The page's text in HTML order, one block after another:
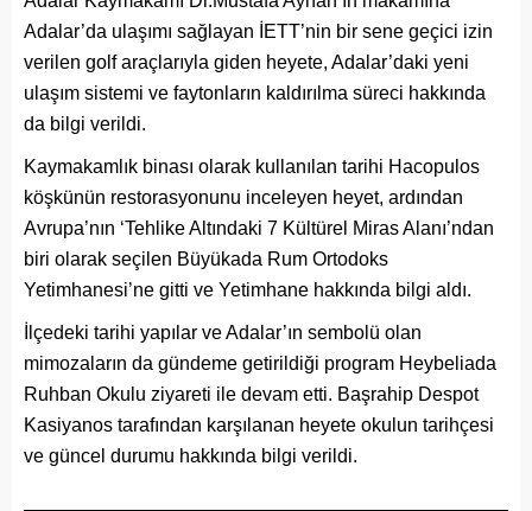
Adalar’da ulaşımı sağlayan İETT’nin bir sene geçici izin
verilen golf araçlarıyla giden heyete, Adalar’daki yeni
ulaşım sistemi ve faytonların kaldırılma süreci hakkında
da bilgi verildi.
Kaymakamlık binası olarak kullanılan tarihi Hacopulos
köşkünün restorasyonunu inceleyen heyet, ardından
Avrupa’nın ‘Tehlike Altındaki 7 Kültürel Miras Alanı’ndan
biri olarak seçilen Büyükada Rum Ortodoks
Yetimhanesi’ne gitti ve Yetimhane hakkında bilgi aldı.
İlçedeki tarihi yapılar ve Adalar’ın sembolü olan
mimozaların da gündeme getirildiği program Heybeliada
Ruhban Okulu ziyareti ile devam etti. Başrahip Despot
Kasiyanos tarafından karşılanan heyete okulun tarihçesi
ve güncel durumu hakkında bilgi verildi.